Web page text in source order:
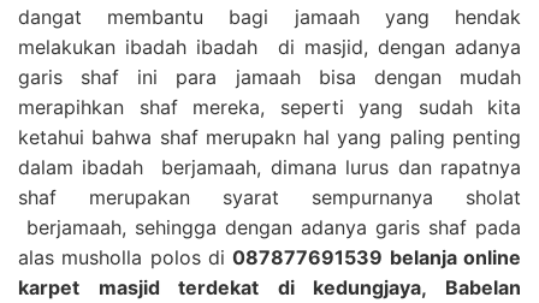
dangat membantu bagi jamaah yang hendak
melakukan ibadah ibadah di masjid, dengan adanya
garis shaf ini para jamaah bisa dengan mudah
merapihkan shaf mereka, seperti yang sudah kita
ketahui bahwa shaf merupakn hal yang paling penting
dalam ibadah berjamaah, dimana lurus dan rapatnya
shaf merupakan syarat sempurnanya sholat
berjamaah, sehingga dengan adanya garis shaf pada
alas musholla polos di087877691539 belanja online
karpet masjid terdekat di kedungjaya, Babelan